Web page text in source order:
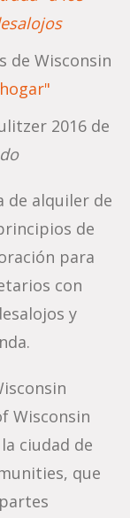
de Wisconsin
2016 de
de alquiler de
de
para
con
y
Wisconsin
ciudad de
que